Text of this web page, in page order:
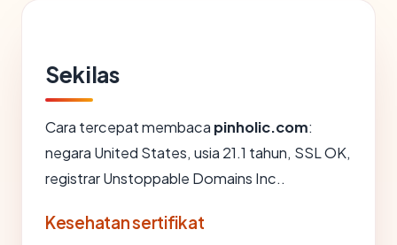
Sekilas
Cara tercepat membaca pinholic.com:
negara United States, usia 21.1 tahun, SSL OK,
registrar Unstoppable Domains Inc..
Kesehatan sertifikat